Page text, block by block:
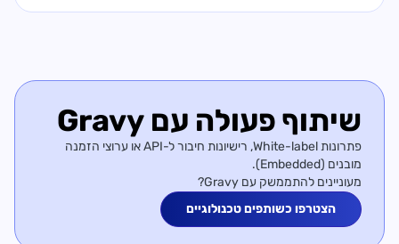
שיתוף פעולה עם Gravy
פתרונות White-label, רישיונות חיבור ל-API או ערוצי הזמנה
מובנים (Embedded).
מעוניינים להתממשק עם Gravy?
הצטרפו כשותפים טכנולוגיים